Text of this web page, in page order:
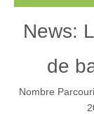
News:
de
Nombre